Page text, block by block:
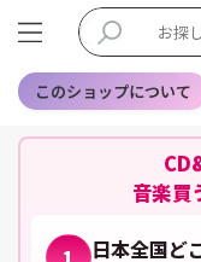
このショップについて
音楽買
日本全国ど